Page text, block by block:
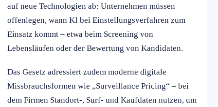
auf neue Technologien ab: Unternehmen müssen
offenlegen, wann KI bei Einstellungsverfahren zum
Einsatz kommt – etwa beim Screening von
Lebensläufen oder der Bewertung von Kandidaten.
Das Gesetz adressiert zudem moderne digitale
Missbrauchsformen wie „Surveillance Pricing“ – bei
dem Firmen Standort-, Surf- und Kaufdaten nutzen, um